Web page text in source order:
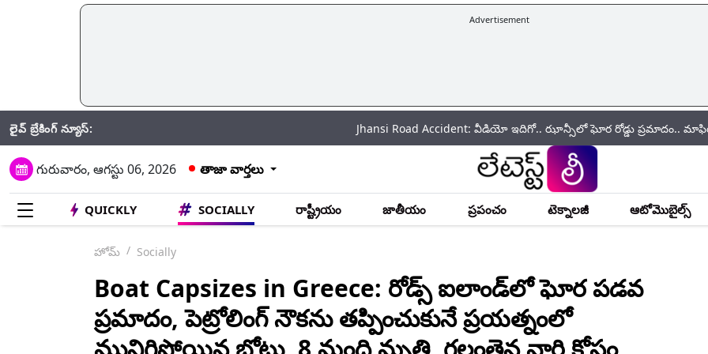
Advertisement
లైవ్ బ్రేకింగ్ న్యూస్: Jhansi Road Accident: వీడియో ఇదిగో.. ఝాన్సీలో ఘోర రోడ్డు ప్రమాదం.. మాఫియా డాన్ అతీక్
గురువారం, ఆగస్టు 06, 2026 తాజా వార్తలు
QUICKLY SOCIALLY రాష్ట్రీయం జాతీయం ప్రపంచం టెక్నాలజీ ఆటోమొబైల్స్
హోమ్ Socially
Boat Capsizes in Greece: రోడ్స్ ఐలాండ్‌లో ఘోర పడవ
ప్రమాదం, పెట్రోలింగ్ నౌక‌ను త‌ప్పించుకునే ప్ర‌య‌త్నంలో